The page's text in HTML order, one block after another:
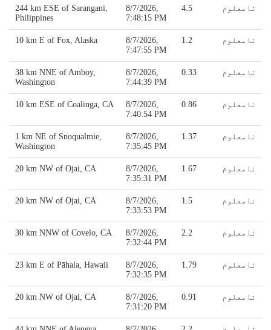
244 km ESE of Sarangani,
Philippines
8/7/2026,
7:48:15 PM
4.5 نامعلوم
10 km E of Fox, Alaska
8/7/2026,
7:47:55 PM
1.2 نامعلوم
38 km NNE of Amboy,
Washington
8/7/2026,
7:44:39 PM
0.33 نامعلوم
10 km ESE of Coalinga, CA
8/7/2026,
7:40:54 PM
0.86 نامعلوم
1 km NE of Snoqualmie,
Washington
8/7/2026,
7:35:45 PM
1.37 نامعلوم
20 km NW of Ojai, CA
8/7/2026,
7:35:31 PM
1.67 نامعلوم
20 km NW of Ojai, CA
8/7/2026,
7:33:53 PM
1.5 نامعلوم
30 km NNW of Covelo, CA
8/7/2026,
7:32:44 PM
2.2 نامعلوم
23 km E of Pāhala, Hawaii
8/7/2026,
7:32:35 PM
1.79 نامعلوم
20 km NW of Ojai, CA
8/7/2026,
7:31:20 PM
0.91 نامعلوم